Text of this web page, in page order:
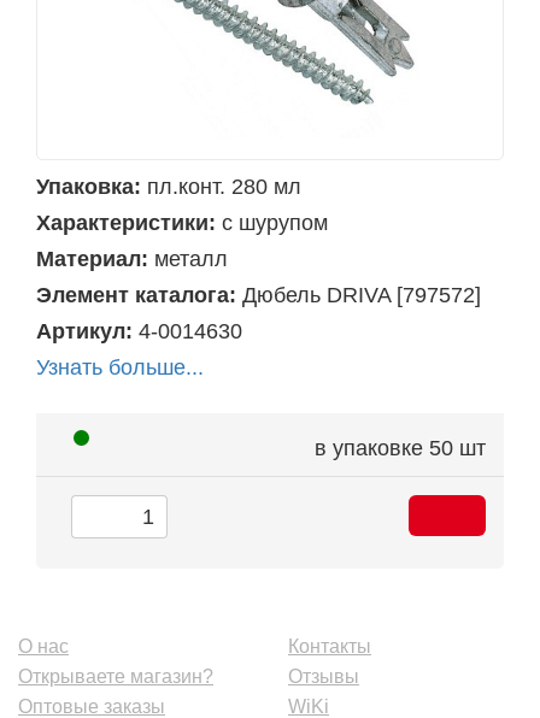
Упаковка: пл.конт. 280 мл
Характеристики: с шурупом
Материал: металл
Элемент каталога: Дюбель DRIVA [797572]
Артикул: 4-0014630
Узнать больше...
в упаковке 50 шт
О нас
Открываете магазин?
Оптовые заказы
Контакты
Отзывы
WiKi